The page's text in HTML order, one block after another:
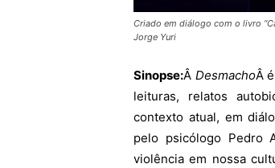
Criado em diálogo com o livro
Jorge Yuri
Sinopse:Â DesmachoÂ
leituras, relatos
contexto atual, em
pelo psicólogo Pedro
violência em nossa